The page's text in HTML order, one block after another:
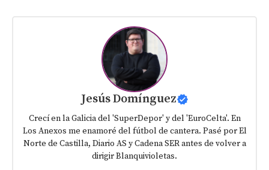
Jesús Domínguez
Crecí en la Galicia del 'SuperDepor' y del 'EuroCelta'. En
Los Anexos me enamoré del fútbol de cantera. Pasé por El
Norte de Castilla, Diario AS y Cadena SER antes de volver a
dirigir Blanquivioletas.